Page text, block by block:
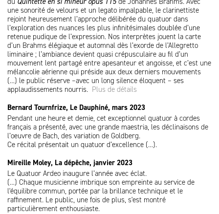
une sonorité de velours et un legato impalpable, le clarinettiste
rejoint heureusement l’approche délibérée du quatuor dans
l’exploration des nuances les plus infinitésimales doublée d’une
retenue pudique de l’expression. Nos interprètes jouent la carte
d’un Brahms élégiaque et automnal dès l’exorde de l’Allegretto
liminaire ; l’ambiance devient quasi crépusculaire au fil d’un
mouvement lent partagé entre apesanteur et angoisse, et c’est une
mélancolie aérienne qui préside aux deux derniers mouvements
(…) le public réserve –avec un long silence éloquent – ses
applaudissements nourris. Plus de détails
Bernard Tournfrize, Le Dauphiné, mars 2023
Pendant une heure et demie, cet exceptionnel quatuor à cordes
français a présenté, avec une grande maestria, les déclinaisons de
l’oeuvre de Bach, des variation de Goldberg.
Ce récital présentait un quatuor d’excellence (…).
Mireille Moley, La dépêche, janvier 2023
Le Quatuor Ardeo inaugure l’année avec éclat.
(…) Chaque musicienne imbrique son empreinte au service de
l'équilibre commun, portée par la brillance technique et le
raffinement. Le public, une fois de plus, s'est montré
particulièrement enthousiaste.